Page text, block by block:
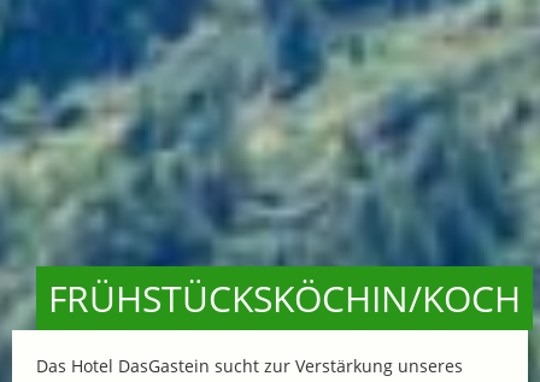
FRÜHSTÜCKSKÖCHIN/KOCH
Das Hotel DasGastein sucht zur Verstärkung unseres